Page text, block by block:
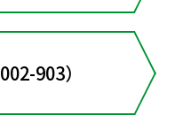
903）